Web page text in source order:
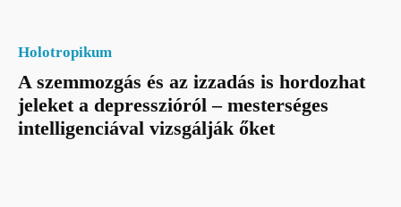
Holotropikum
A szemmozgás és az izzadás is hordozhat
jeleket a depresszióról – mesterséges
intelligenciával vizsgálják őket